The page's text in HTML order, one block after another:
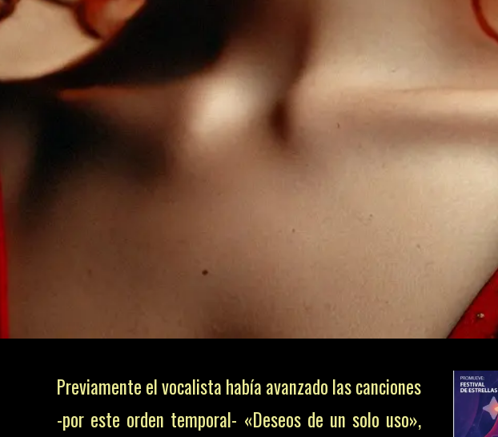
Previamente el vocalista había avanzado las canciones
-por este orden temporal- «Deseos de un solo uso»,